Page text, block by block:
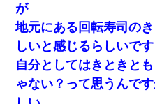
が
地元にある回転寿司の
しいと感じるらしいです
自分としてはきときと
ゃない？って思うんで